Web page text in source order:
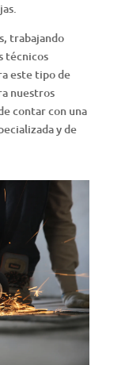
trabajando
técnicos
este tipo de
nuestros
contar con una
y de